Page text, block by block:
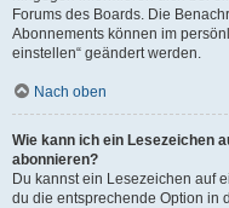
Forums des Boards. Die
Abonnements können im
einstellen“ geändert werden.
Nach oben
Wie kann ich ein Lesezeichen
abonnieren?
Du kannst ein Lesezeichen auf
du die entsprechende Option in